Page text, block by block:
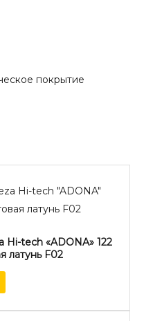
покрытие
Hi-tech «ADONA» 122
латунь F02